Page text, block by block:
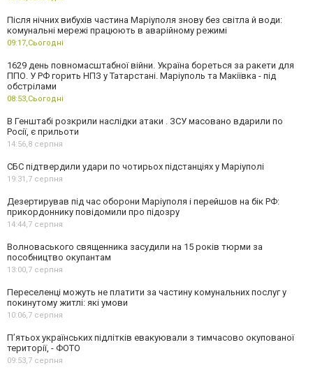
Після нічних вибухів частина Маріуполя знову без світла й води:
комунальні мережі працюють в аварійному режимі
09:17,Сьогодні
1629 день повномасштабної війни. Україна бореться за ракети для
ППО. У РФ горить НПЗ у Татарстані. Маріуполь та Макіївка - під
обстрілами
08:53,Сьогодні
В Генштабі розкрили наслідки атаки . ЗСУ масовано вдарили по
Росії, є прильоти
14:56,8 серпня
СБС підтвердили удари по чотирьох підстанціях у Маріуполі
19:31,7 серпня
Дезертирував під час оборони Маріуполя і перейшов на бік РФ:
прикордоннику повідомили про підозру
14:44,7 серпня
Волноваського священника засудили на 15 років тюрми за
пособництво окупантам
13:00,7 серпня
Переселенці можуть не платити за частину комунальних послуг у
покинутому житлі: які умови
10:06,7 серпня
П’ятьох українських підлітків евакуювали з тимчасово окупованої
території, - ФОТО
09:53,7 серпня